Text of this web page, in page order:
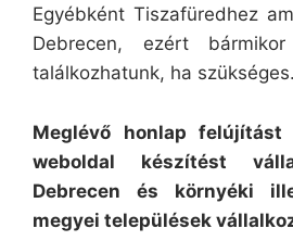
Egyébként Tiszafüredhez
Debrecen, ezért
találkozhatunk, ha szükséges.
Meglévő honlap
weboldal készítést v
Debrecen és környéki
megyei települések